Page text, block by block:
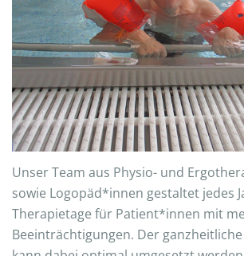
Unser Team aus Physio- und
sowie Logopäd*innen gestaltet jedes
Therapietage für Patient*innen mit
Beeinträchtigungen. Der